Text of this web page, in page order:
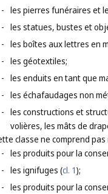
- les pierres funéraires et
- les statues, bustes et
- les boîtes aux lettres en
- les géotextiles;
- les enduits en tant que
- les échafaudages non
- les constructions et
volières, les mâts de
classe ne comprend
- les produits pour la
- les ignifuges (cl. 1);
- les produits pour la